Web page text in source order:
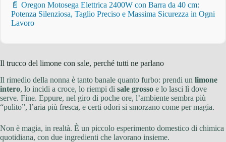
📄 Oregon Motosega Elettrica 2400W con Barra da 40 cm:
Potenza Silenziosa, Taglio Preciso e Massima Sicurezza in Ogni
Lavoro
Il trucco del limone con sale, perché tutti ne parlano
Il rimedio della nonna è tanto banale quanto furbo: prendi un limone
intero, lo incidi a croce, lo riempi di sale grosso e lo lasci lì dove
serve. Fine. Eppure, nel giro di poche ore, l’ambiente sembra più
“pulito”, l’aria più fresca, e certi odori si smorzano come per magia.
Non è magia, in realtà. È un piccolo esperimento domestico di chimica
quotidiana, con due ingredienti che lavorano insieme.